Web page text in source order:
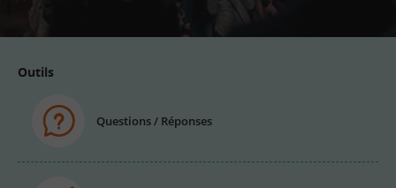
Outils
Questions / Réponses